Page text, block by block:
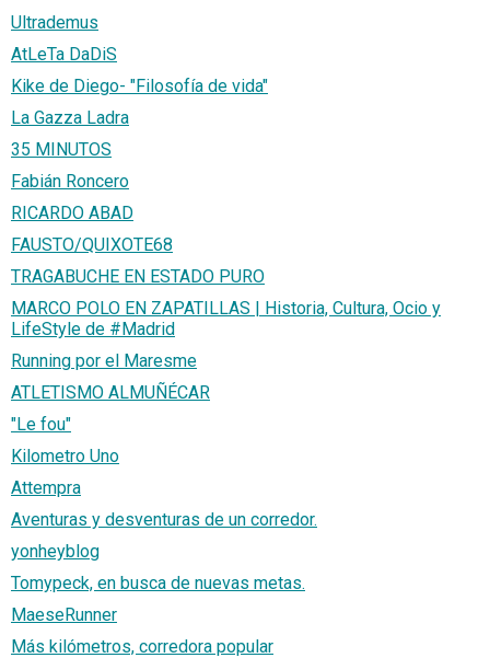
Ultrademus
AtLeTa DaDiS
Kike de Diego- "Filosofía de vida"
La Gazza Ladra
35 MINUTOS
Fabián Roncero
RICARDO ABAD
FAUSTO/QUIXOTE68
TRAGABUCHE EN ESTADO PURO
MARCO POLO EN ZAPATILLAS | Historia, Cultura, Ocio y
LifeStyle de #Madrid
Running por el Maresme
ATLETISMO ALMUÑÉCAR
"Le fou"
Kilometro Uno
Attempra
Aventuras y desventuras de un corredor.
yonheyblog
Tomypeck, en busca de nuevas metas.
MaeseRunner
Más kilómetros, corredora popular